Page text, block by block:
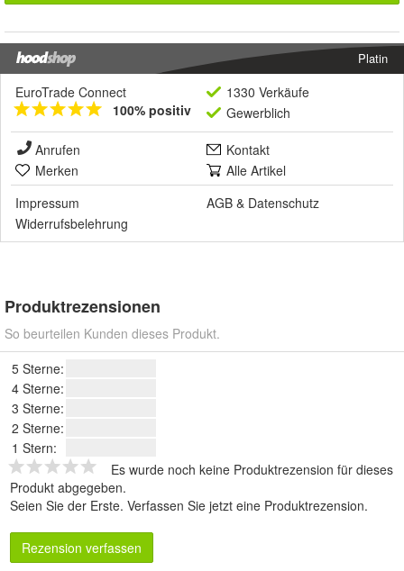
Platin
EuroTrade Connect
100% positiv
1330 Verkäufe
Gewerblich
Anrufen
Kontakt
Merken
Alle Artikel
Impressum
AGB & Datenschutz
Widerrufsbelehrung
Produktrezensionen
So beurteilen Kunden dieses Produkt.
5 Sterne:
4 Sterne:
3 Sterne:
2 Sterne:
1 Stern:
Es wurde noch keine Produktrezension für dieses
Produkt abgegeben.
Seien Sie der Erste. Verfassen Sie jetzt eine Produktrezension.
Rezension verfassen